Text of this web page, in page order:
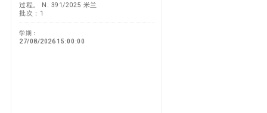
过程。 N. 391/2025 米兰
批次：1
学期：
27/08/2026 15:00:00